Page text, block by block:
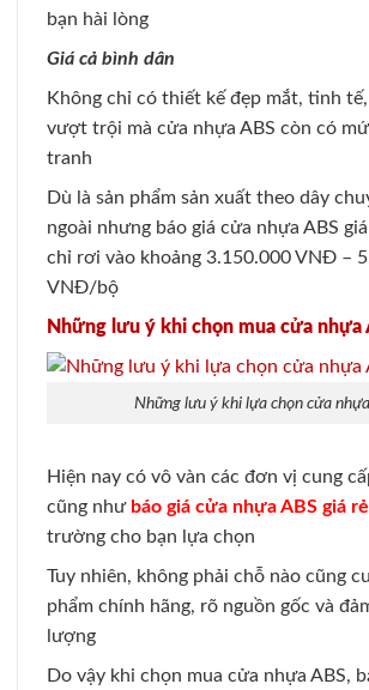
bạn hài lòng
Giá cả bình dân
Không chỉ có thiết kế đẹp mắt, tinh
vượt trội mà cửa nhựa ABS còn có
tranh
Dù là sản phẩm sản xuất theo dây
ngoài nhưng báo giá cửa nhựa ABS
chỉ rơi vào khoảng 3.150.000 VNĐ –
VNĐ/bộ
Những lưu ý khi chọn mua cửa nhựa
Những lưu ý khi lựa chọn cửa
Hiện nay có vô vàn các đơn vị cung
cũng như báo giá cửa nhựa ABS giá rẻ
trường cho bạn lựa chọn
Tuy nhiên, không phải chỗ nào cũng
phẩm chính hãng, rõ nguồn gốc và
lượng
Do vậy khi chọn mua cửa nhựa ABS,